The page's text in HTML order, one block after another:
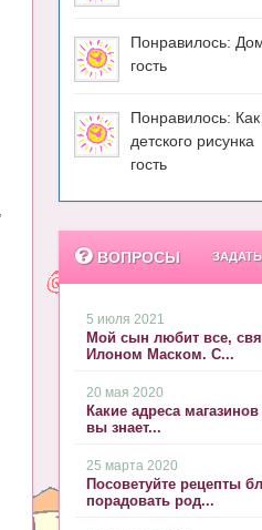
Понравилось:
гость
Понравилось:
детского рисунка
гость
ВОПРОСЫ
5 июля 2021
Мой сын любит все,
Илоном Маском. С...
20 мая 2020
Какие адреса
вы знает...
25 марта 2020
Посоветуйте рецепты
порадовать род...